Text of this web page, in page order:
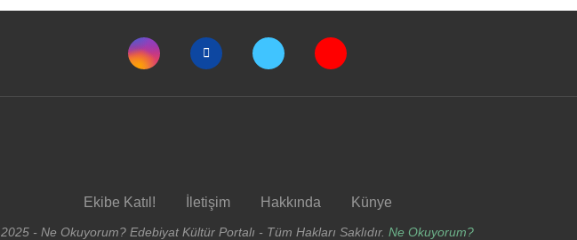
Ekibe Katıl! İletişim Hakkında Künye
2025 - Ne Okuyorum? Edebiyat Kültür Portalı - Tüm Hakları Saklıdır. Ne Okuyorum?